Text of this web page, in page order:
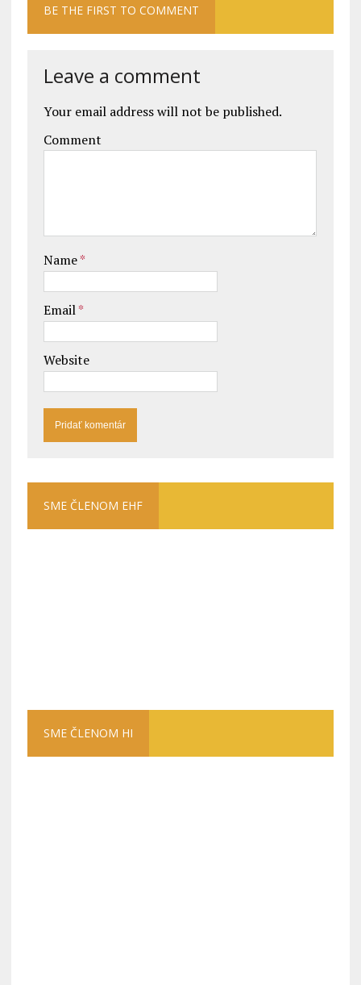
BE THE FIRST TO COMMENT
Leave a comment
Your email address will not be published.
Comment
Name*
Email*
Website
SME ČLENOM EHF
SME ČLENOM HI